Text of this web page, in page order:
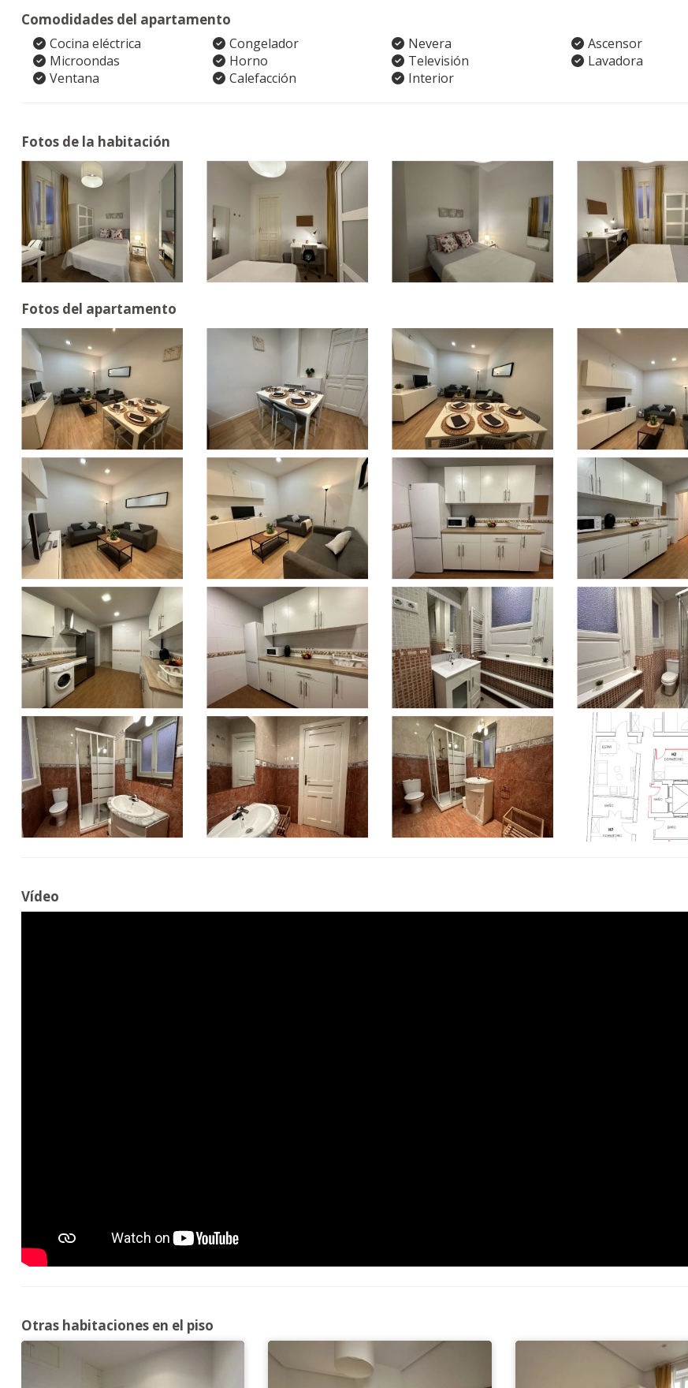
Comodidades del apartamento
Cocina eléctrica Congelador Nevera
Ascensor
Microondas
Horno Televisión
Lavadora
Ventana
Calefacción Interior
Fotos de la habitación
Fotos del apartamento
Vídeo
Otras habitaciones en el piso